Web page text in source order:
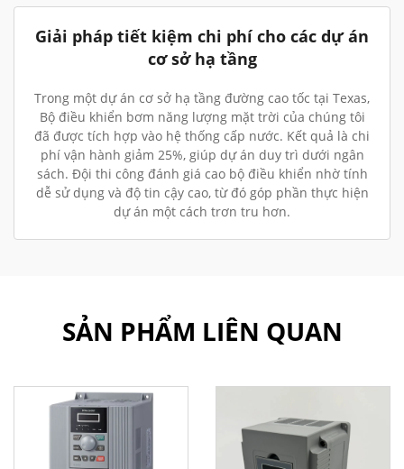
Giải pháp tiết kiệm chi phí cho các dự án
cơ sở hạ tầng
Trong một dự án cơ sở hạ tầng đường cao tốc tại Texas,
Bộ điều khiển bơm năng lượng mặt trời của chúng tôi
đã được tích hợp vào hệ thống cấp nước. Kết quả là chi
phí vận hành giảm 25%, giúp dự án duy trì dưới ngân
sách. Đội thi công đánh giá cao bộ điều khiển nhờ tính
dễ sử dụng và độ tin cậy cao, từ đó góp phần thực hiện
dự án một cách trơn tru hơn.
SẢN PHẨM LIÊN QUAN